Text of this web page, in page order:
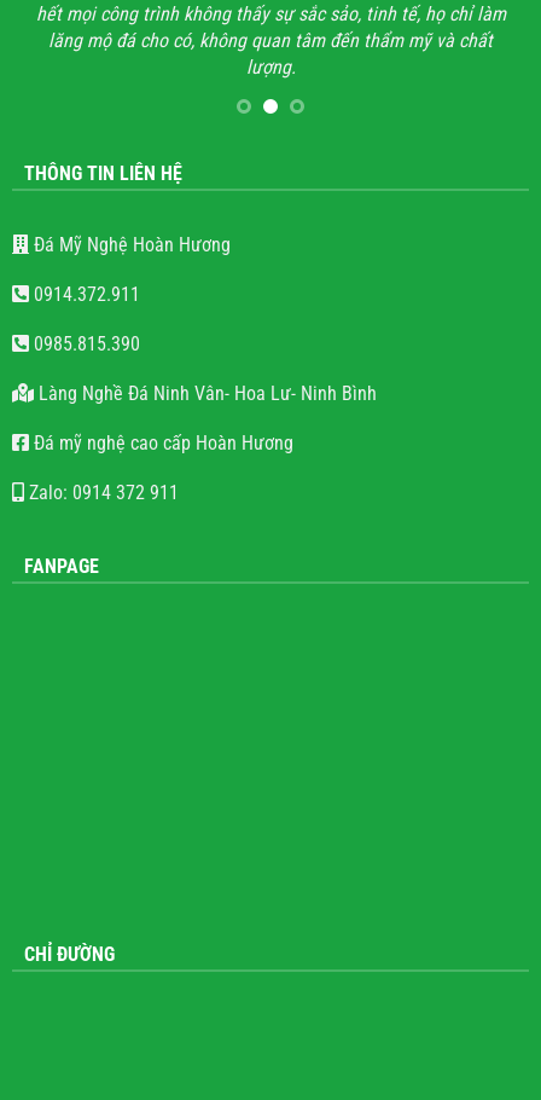
hết mọi công trình không thấy sự sắc sảo, tinh tế, họ chỉ làm
lăng mộ đá cho có, không quan tâm đến thẩm mỹ và chất
lượng.
THÔNG TIN LIÊN HỆ
Đá Mỹ Nghệ Hoàn Hương
0914.372.911
0985.815.390
Làng Nghề Đá Ninh Vân- Hoa Lư- Ninh Bình
Đá mỹ nghệ cao cấp Hoàn Hương
Zalo: 0914 372 911
FANPAGE
CHỈ ĐƯỜNG